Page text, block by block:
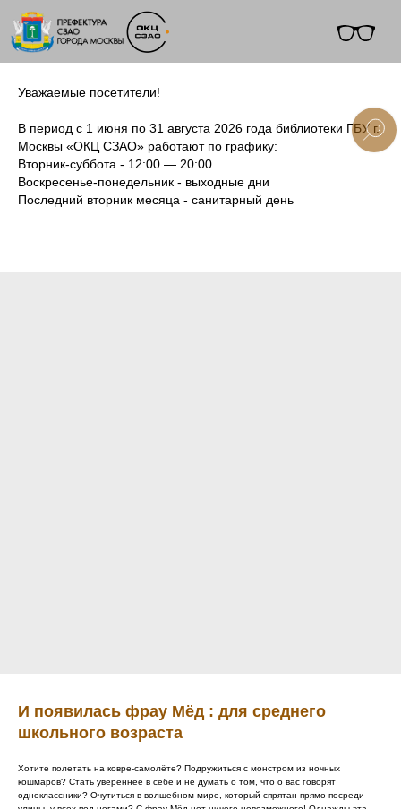
+7 (495) 495-91-10
Уважаемые посетители!
В период с 1 июня по 31 августа 2026 года библиотеки ГБУ г.
Москвы «ОКЦ СЗАО» работают по графику:
Вторник-суббота - 12:00 — 20:00
Воскресенье-понедельник - выходные дни
Последний вторник месяца - санитарный день
И появилась фрау Мёд : для среднего
школьного возраста
Хотите полетать на ковре-самолёте? Подружиться с монстром из ночных
кошмаров? Стать увереннее в себе и не думать о том, что о вас говорят
одноклассники? Очутиться в волшебном мире, который спрятан прямо посреди